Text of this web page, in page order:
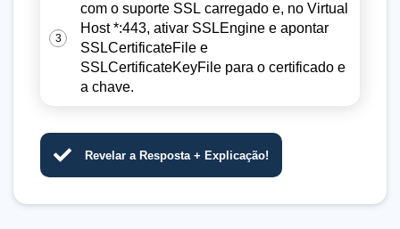
3
com o suporte SSL carregado e, no Virtual
Host *:443, ativar SSLEngine e apontar
SSLCertificateFile e
SSLCertificateKeyFile para o certificado e
a chave.
Revelar a Resposta + Explicação!